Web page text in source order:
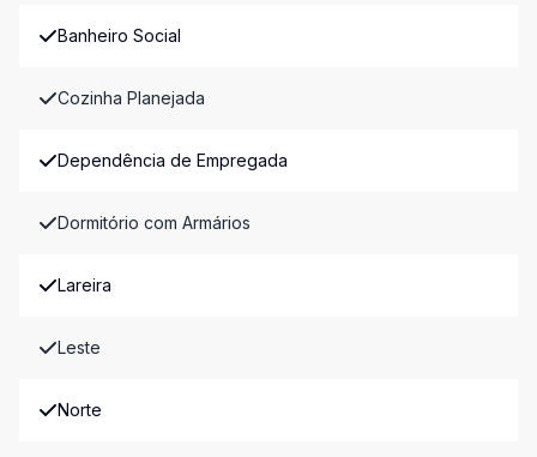
Banheiro Social
Cozinha Planejada
Dependência de Empregada
Dormitório com Armários
Lareira
Leste
Norte